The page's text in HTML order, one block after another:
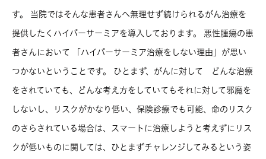
す。 当院ではそんな患者さんへ無理せず続けられるがん治療を
提供したくハイパーサーミアを導入しております。 悪性腫瘍の患
者さんにおいて 「ハイパーサーミア治療をしない理由」が思い
つかないということです。 ひとまず、がんに対して どんな治療
をされていても、どんな考え方をしていてもそれに対して邪魔を
しないし、リスクがかなり低い、保険診療でも可能、命のリスク
のさらされている場合は、スマートに治療しようと考えずにリス
クが低いものに関しては、ひとまずチャレンジしてみるという姿